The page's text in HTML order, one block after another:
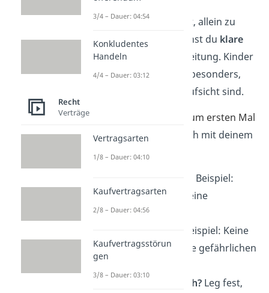
Wenn dein Kind bereit ist, allein zu
Hause zu bleiben, brauchst du klare
Regelnund gute Vorbereitung. Kinder
brauchen Orientierung, besonders,
wenn sie ohne direkte Aufsicht sind.
Möchtest du dein Kind zum ersten Mal
alleine lassen, dann s
prich mit deinem
Kind darüber:
Zum Beispiel:
Fernsehenja, aber keine
Internetvideos.
Zum Beispiel: Keine
Haustüröffnen, keine gefährlichen
Geräte benutzen.
Wie erreichst du mich? Leg fest,
3/4 – Dauer: 04:54
Konkludentes
Handeln
4/4 – Dauer: 03:12
Recht
Verträge
Vertragsarten
1/8 – Dauer: 04:10
Kaufvertragsarten
2/8 – Dauer: 04:56
Kaufvertragsstörun
gen
3/8 – Dauer: 03:10